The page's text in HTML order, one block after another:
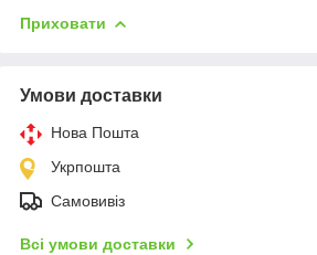
Приховати
Умови доставки
Нова Пошта
Укрпошта
Самовивіз
Всі умови доставки